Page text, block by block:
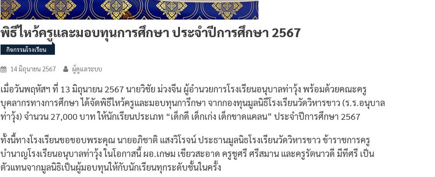
พิธีไหว้ครูและมอบทุนการศึกษา ประจำปีการศึกษา 2567
กิจกรรมโรงเรียน
14 มิถุนายน 2567 ผู้ดูแลระบบ
เมื่อวันพฤหัสฯ ที่ 13 มิถุนายน 2567 นายวิชัย ม่วงจีน ผู้อำนวยการโรงเรียนอนุบาลท่าวุ้ง พร้อมด้วยคณะครู
บุคลากรทางการศึกษา ได้จัดพิธีไหว้ครูและมอบทุนการึกษา จากกองทุนมูลนิธีโรงเรียนวัดวิหารขาว (ร.ร.อนุบาล
ท่าวุ้ง) จำนวน 27,000 บาท ให้นักเรียนประเภท “เด็กดี เด็กเก่ง เด็กขาดแคลน” ประจำปีการศึกษา 2567
ทั้งนี้ทางโรงเรียนขอขอบพระคุณ นายอภิชาติ แสงวิโรจน์ ประธานมูลนิธโรงเรียนวัดวิหารขาว ข้าราชการครู
บำนาญโรงเรียนอนุบาลท่าวุ้ง ในโอกาสนี้ ผอ.เกษม เขียวสะอาด ครูชูศรี ศรีสมาน และครูรัตนาวดี มีทีศรี เป็น
ตัวแทนจากมูลนิธิเป็นผู้มอบทุนให้กับนักเรียนทุกระดับชั้นในครั้ง